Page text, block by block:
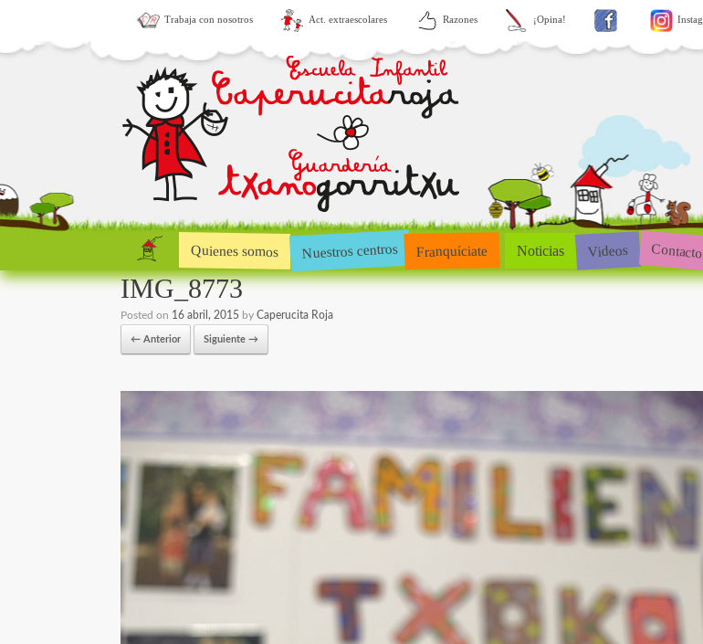
Trabaja con nosotros Act. extraescolares Razones ¡Opina!
Quienes somos Nuestros centros Franquíciate Noticias Videos Contacto
IMG_8773
Posted on 16 abril, 2015 by Caperucita Roja
← Anterior Siguiente →